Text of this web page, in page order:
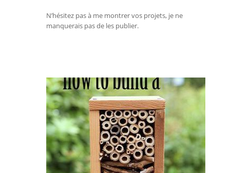
N’hésitez pas à me montrer vos projets, je ne
manquerais pas de les publier.